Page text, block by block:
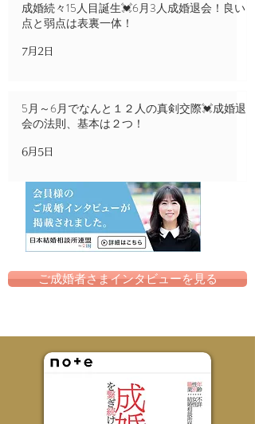
成婚続々15人目誕生💓6月3人成婚退会！良い
点と弱点は表裏一体！
7月2日
5月～6月でなんと１２人の真剣交際💓成婚退
会の法則、基本は２つ！
6月5日
ご成婚者さまインタビューを見る